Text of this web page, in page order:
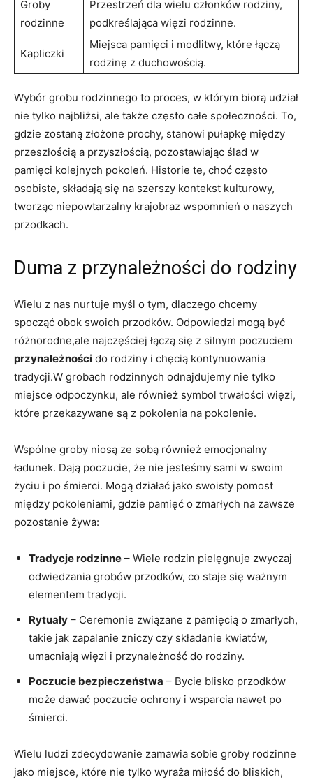
Groby
rodzinne
Przestrzeń dla wielu członków rodziny,
podkreślająca więzi rodzinne.
Kapliczki
Miejsca pamięci i modlitwy, które łączą
rodzinę z duchowością.
Wybór grobu rodzinnego to proces, w którym biorą udział
nie tylko najbliżsi, ale także często całe społeczności. To,
gdzie zostaną złożone prochy, stanowi pułapkę między
przeszłością a przyszłością, pozostawiając ślad w
pamięci kolejnych pokoleń. Historie te, choć często
osobiste, składają się na szerszy kontekst kulturowy,
tworząc niepowtarzalny krajobraz wspomnień o naszych
przodkach.
Duma z przynależności do rodziny
Wielu z nas nurtuje myśl o tym, dlaczego chcemy
spocząć obok swoich przodków. Odpowiedzi mogą być
różnorodne,ale najczęściej łączą się z silnym poczuciem
przynależności do rodziny i chęcią kontynuowania
tradycji.W grobach rodzinnych odnajdujemy nie tylko
miejsce odpoczynku, ale również symbol trwałości więzi,
które przekazywane są z pokolenia na pokolenie.
Wspólne groby niosą ze sobą również emocjonalny
ładunek. Dają poczucie, że nie jesteśmy sami w swoim
życiu i po śmierci. Mogą działać jako swoisty pomost
między pokoleniami, gdzie pamięć o zmarłych na zawsze
pozostanie żywa:
Tradycje rodzinne – Wiele rodzin pielęgnuje zwyczaj
odwiedzania grobów przodków, co staje się ważnym
elementem tradycji.
Rytuały – Ceremonie związane z pamięcią o zmarłych,
takie jak zapalanie zniczy czy składanie kwiatów,
umacniają więzi i przynależność do rodziny.
Poczucie bezpieczeństwa – Bycie blisko przodków
może dawać poczucie ochrony i wsparcia nawet po
śmierci.
Wielu ludzi zdecydowanie zamawia sobie groby rodzinne
jako miejsce, które nie tylko wyraża miłość do bliskich,